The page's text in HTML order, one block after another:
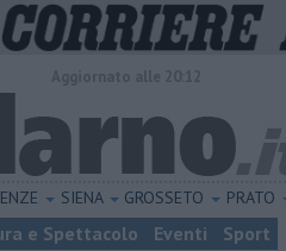
SIENA GROSSETO PRATO
e Spettacolo Eventi Sport